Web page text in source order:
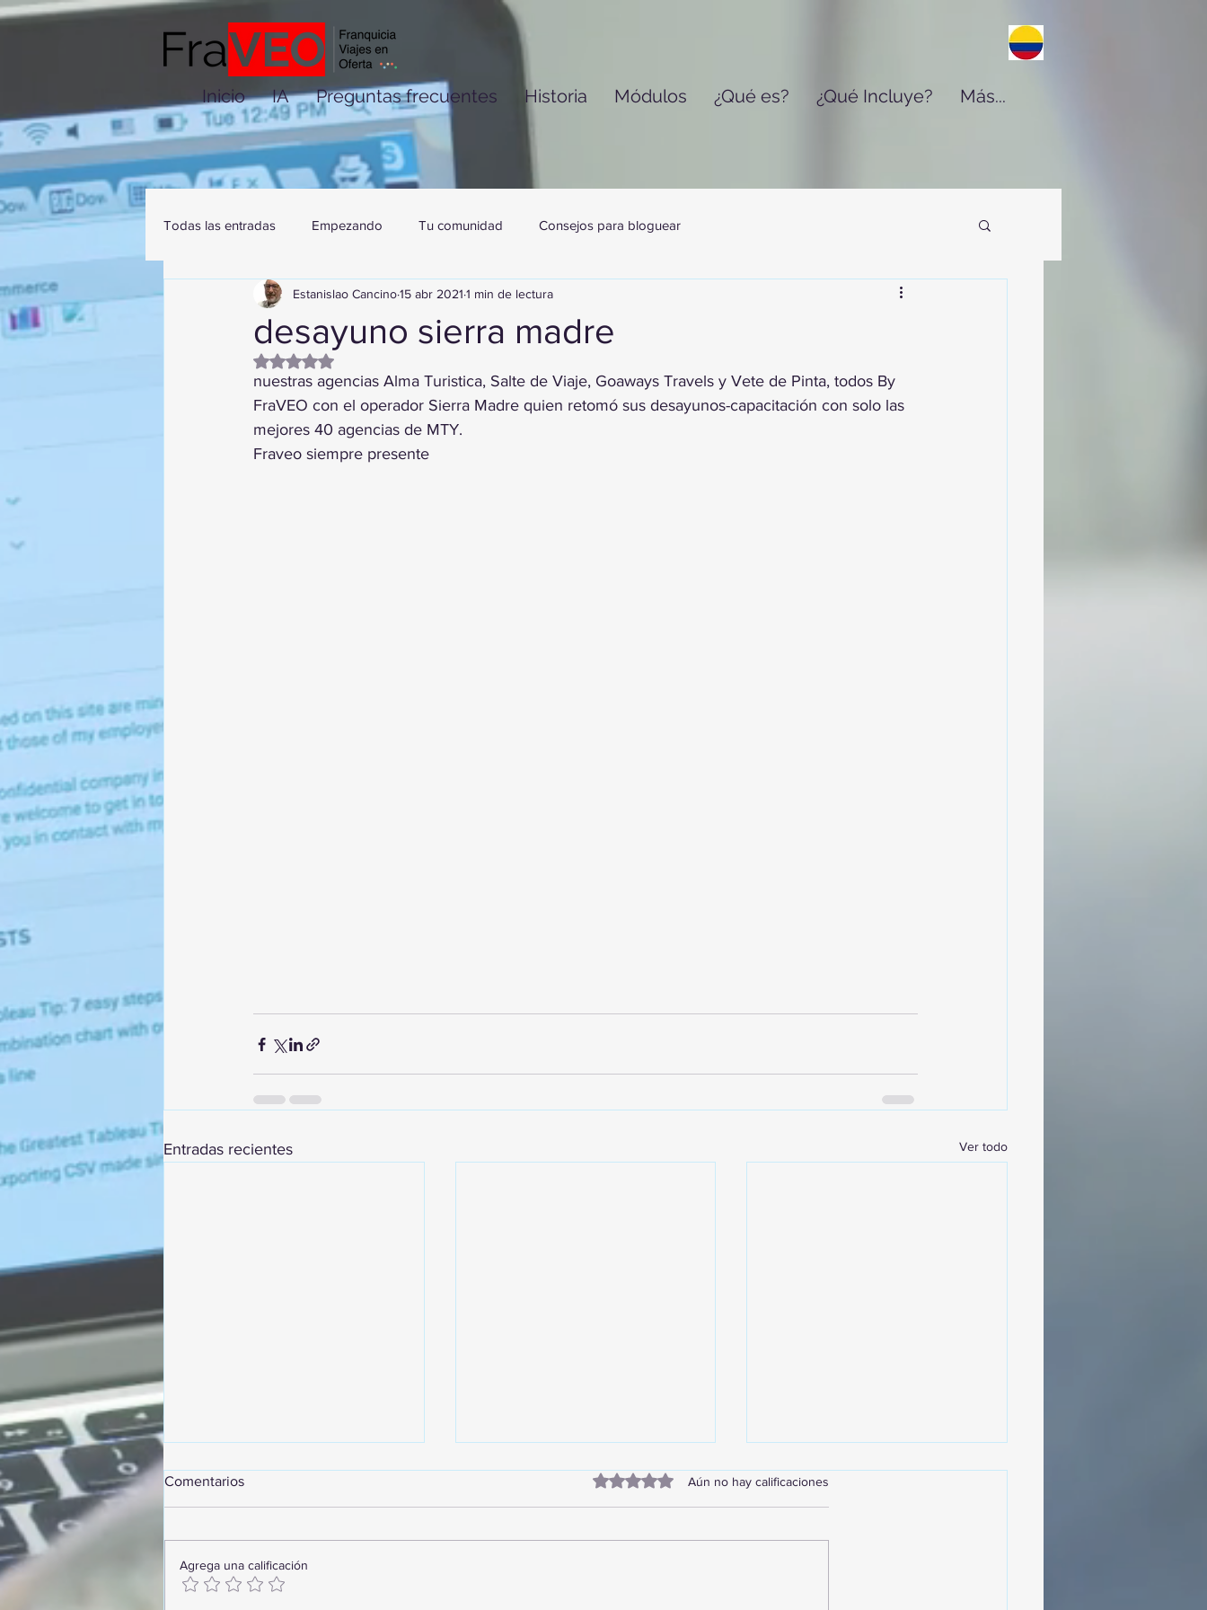
Inicio IA Preguntas frecuentes Historia Módulos ¿Qué es? ¿Qué Incluye? Más...
Todas las entradas Empezando Tu comunidad Consejos para bloguear
desayuno sierra madre
Estanislao Cancino15 abr 2021 1 min de lectura
Obtuvo NaN de 5 estrellas.
nuestras agencias Alma Turistica, Salte de Viaje, Goaways Travels y Vete de Pinta, todos By
FraVEO con el operador Sierra Madre quien retomó sus desayunos-capacitación con solo las
mejores 40 agencias de MTY.
Fraveo siempre presente
Entradas recientes Ver todo
Comentarios Obtuvo 0 de 5 estrellas.
Aún no hay calificaciones
Agrega una calificación